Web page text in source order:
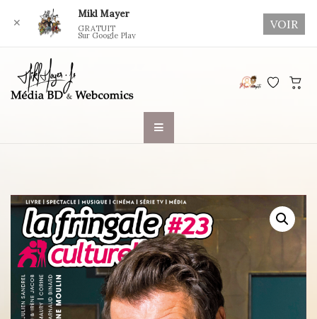
✕
Mikl Mayer
GRATUIT
Sur Google Play
VOIR